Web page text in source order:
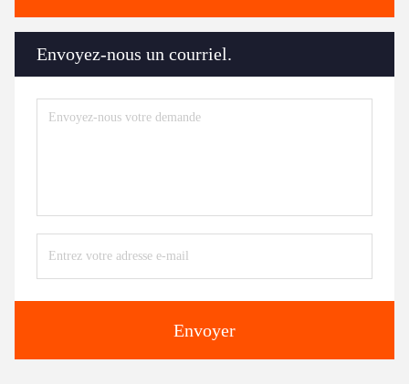
Envoyez-nous un courriel.
Envoyer